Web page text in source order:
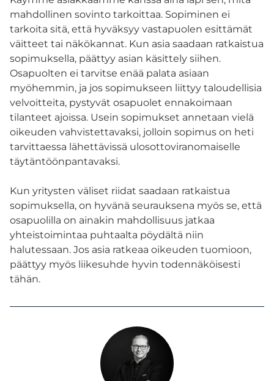
mahdollinen sovinto tarkoittaa. Sopiminen ei
tarkoita sitä, että hyväksyy vastapuolen esittämät
väitteet tai näkökannat. Kun asia saadaan ratkaistua
sopimuksella, päättyy asian käsittely siihen.
Osapuolten ei tarvitse enää palata asiaan
myöhemmin, ja jos sopimukseen liittyy taloudellisia
velvoitteita, pystyvät osapuolet ennakoimaan
tilanteet ajoissa. Usein sopimukset annetaan vielä
oikeuden vahvistettavaksi, jolloin sopimus on heti
tarvittaessa lähettävissä ulosottoviranomaiselle
täytäntöönpantavaksi.
Kun yritysten väliset riidat saadaan ratkaistua
sopimuksella, on hyvänä seurauksena myös se, että
osapuolilla on ainakin mahdollisuus jatkaa
yhteistoimintaa puhtaalta pöydältä niin
halutessaan. Jos asia ratkeaa oikeuden tuomioon,
päättyy myös liikesuhde hyvin todennäköisesti
tähän.